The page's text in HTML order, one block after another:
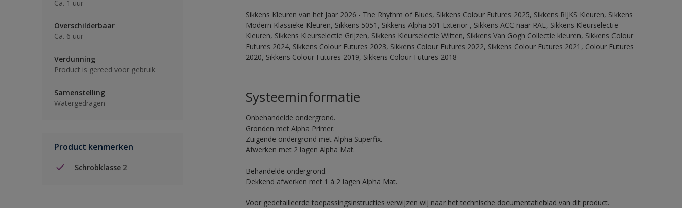
Ca. 1 uur
Overschilderbaar
Ca. 6 uur
Verdunning
Product is gereed voor gebruik
Samenstelling
Watergedragen
Product kenmerken
Schrobklasse 2
Sikkens Kleuren van het Jaar 2026 - The Rhythm of Blues, Sikkens Colour Futures 2025, Sikkens RIJKS Kleuren, Sikkens
Modern Klassieke Kleuren, Sikkens 5051, Sikkens Alpha 501 Exterior , Sikkens ACC naar RAL, Sikkens Kleurselectie
Kleuren, Sikkens Kleurselectie Grijzen, Sikkens Kleurselectie Witten, Sikkens Van Gogh Collectie kleuren, Sikkens Colour
Futures 2024, Sikkens Colour Futures 2023, Sikkens Colour Futures 2022, Sikkens Colour Futures 2021, Colour Futures
2020, Sikkens Colour Futures 2019, Sikkens Colour Futures 2018
Systeeminformatie
Onbehandelde ondergrond.
Gronden met Alpha Primer.
Zuigende ondergrond met Alpha Superfix.
Afwerken met 2 lagen Alpha Mat.
Behandelde ondergrond.
Dekkend afwerken met 1 à 2 lagen Alpha Mat.
Voor gedetailleerde toepassingsinstructies verwijzen wij naar het technische documentatieblad van dit product.